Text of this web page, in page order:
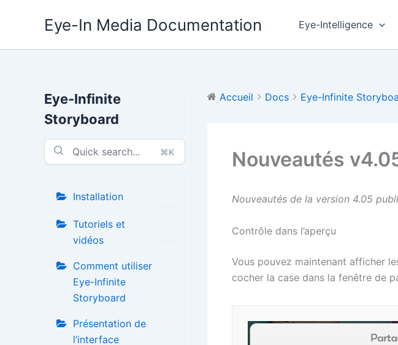
Eye-In Media Documentation Eye-Intelligence
Eye-Infinite
Storyboard
⌘K
Installation
Tutoriels et
vidéos
Comment utiliser
Eye-Infinite
Storyboard
Présentation de
l’interface
Accueil Docs Eye-Infinite
Nouveautés
Nouveautés de la version 4.05
Contrôle dans l’aperçu
Vous pouvez maintenant afficher
cocher la case dans la fenêtre de